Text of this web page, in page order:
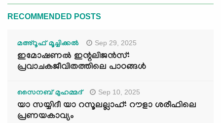
RECOMMENDED POSTS
മഅ്റൂഫ് മൂച്ചിക്കല്‍ Sep 29, 2025
ഇമോഷണൽ ഇന്റലിജൻസ്:
പ്രവാചകജീവിതത്തിലെ പാഠങ്ങൾ
സൈനബ് മുഹമ്മദ് Sep 10, 2025
യാ സയ്യിദീ യാ റസൂലല്ലാഹ്: റൗളാ ശരീഫിലെ
പ്രണയകാവ്യം